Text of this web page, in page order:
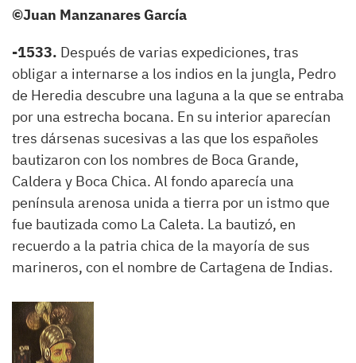
©Juan Manzanares García
-1533. Después de varias expediciones, tras
obligar a internarse a los indios en la jungla, Pedro
de Heredia descubre una laguna a la que se entraba
por una estrecha bocana. En su interior aparecían
tres dársenas sucesivas a las que los españoles
bautizaron con los nombres de Boca Grande,
Caldera y Boca Chica. Al fondo aparecía una
península arenosa unida a tierra por un istmo que
fue bautizada como La Caleta. La bautizó, en
recuerdo a la patria chica de la mayoría de sus
marineros, con el nombre de Cartagena de Indias.